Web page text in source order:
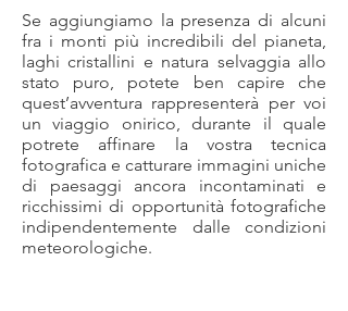
Se aggiungiamo la presenza di alcuni
fra i monti più incredibili del pianeta,
laghi cristallini e natura selvaggia allo
stato puro, potete ben capire che
quest’avventura rappresenterà per voi
un viaggio onirico, durante il quale
potrete affinare la vostra tecnica
fotografica e catturare immagini uniche
di paesaggi ancora incontaminati e
ricchissimi di opportunità fotografiche
indipendentemente dalle condizioni
meteorologiche.